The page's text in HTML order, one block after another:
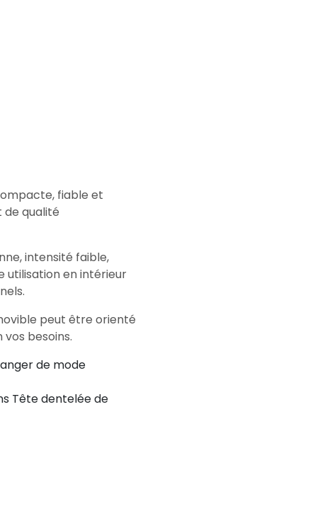
fiable et
de qualité
intensité faible,
utilisation en intérieur
peut être orienté
besoins.
de mode
Tête dentelée de